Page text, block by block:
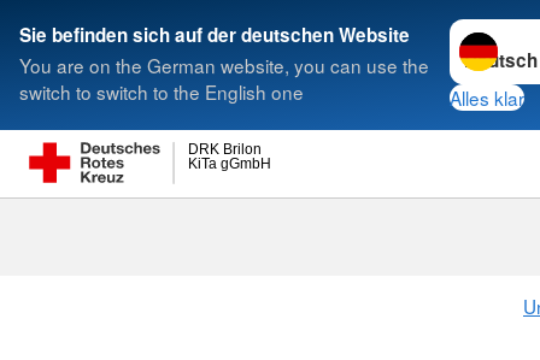
Sie befinden sich auf der deutschen Website
You are on the German website, you can use the
switch to switch to the English one
Sprache
Alles klar
KiTa gGmbH
DRK Brilon
Suche